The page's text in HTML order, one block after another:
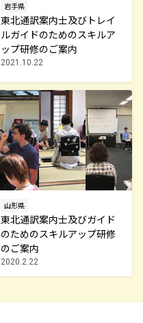
岩手県
東北通訳案内士及びトレイ
ルガイドのためのスキルア
ップ研修のご案内
2021.10.22
山形県
東北通訳案内士及びガイド
のためのスキルアップ研修
のご案内
2020.2.22